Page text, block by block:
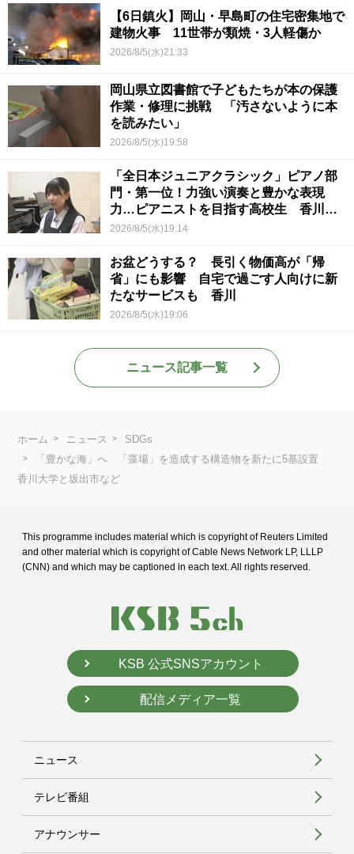
【6日鎮火】岡山・早島町の住宅密集地で
建物火事 11世帯が類焼・3人軽傷か
2026/8/5(水)21:33
岡山県立図書館で子どもたちが本の保護
作業・修理に挑戦 「汚さないように本
を読みたい」
2026/8/5(水)19:58
「全日本ジュニアクラシック」ピアノ部
門・第一位！力強い演奏と豊かな表現
力…ピアニストを目指す高校生 香川
【青春のキセキ】
2026/8/5(水)19:14
お盆どうする？ 長引く物価高が「帰
省」にも影響 自宅で過ごす人向けに新
たなサービスも 香川
2026/8/5(水)19:06
ニュース記事一覧
ホーム ニュース
SDGs
「豊かな海」へ 「藻場」を造成する構造物を新たに5基設置
香川大学と坂出市など
This programme includes material which is copyright of Reuters Limited
and other material which is copyright of Cable News Network LP, LLLP
(CNN) and which may be captioned in each text. All rights reserved.
KSB 公式SNSアカウント
配信メディア一覧
ニュース
テレビ番組
アナウンサー